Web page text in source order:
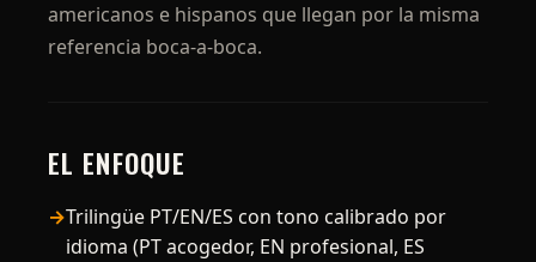
americanos e hispanos que llegan por la misma
referencia boca-a-boca.
EL ENFOQUE
Trilingüe PT/EN/ES con tono calibrado por
idioma (PT acogedor, EN profesional, ES